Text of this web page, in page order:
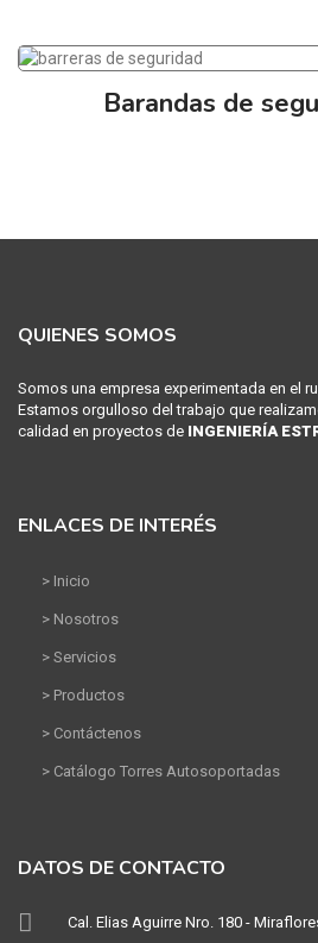
Barandas de
QUIENES SOMOS
Somos una empresa experimentada en el
Estamos orgulloso del trabajo que
calidad en proyectos de INGENIERÍA
ENLACES DE INTERÉS
> Inicio
> Nosotros
> Servicios
> Productos
> Contáctenos
> Catálogo Torres Autosoportadas
DATOS DE CONTACTO
Cal. Elias Aguirre Nro. 180 -